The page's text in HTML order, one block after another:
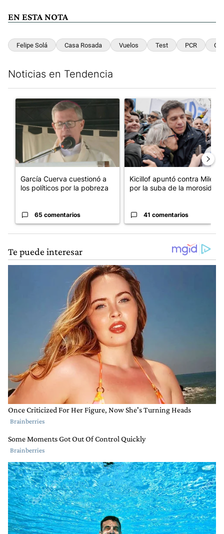
EN ESTA NOTA
Felipe Solá Casa Rosada Vuelos Test PCR
Noticias en Tendencia
Un artículo de tendencia con el título "García Cuerva
García Cuerva cuestionó a
los políticos por la pobreza
65 comentarios
Un artículo de tendencia con
Kicillof apuntó contra Milei
por la suba de la morosida...
41 comentarios